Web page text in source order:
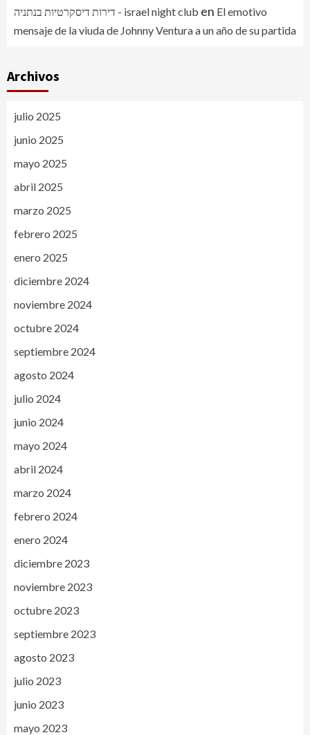
דירות דיסקרטיות בנתניה - israel night club en El emotivo
mensaje de la viuda de Johnny Ventura a un año de su partida
Archivos
julio 2025
junio 2025
mayo 2025
abril 2025
marzo 2025
febrero 2025
enero 2025
diciembre 2024
noviembre 2024
octubre 2024
septiembre 2024
agosto 2024
julio 2024
junio 2024
mayo 2024
abril 2024
marzo 2024
febrero 2024
enero 2024
diciembre 2023
noviembre 2023
octubre 2023
septiembre 2023
agosto 2023
julio 2023
junio 2023
mayo 2023